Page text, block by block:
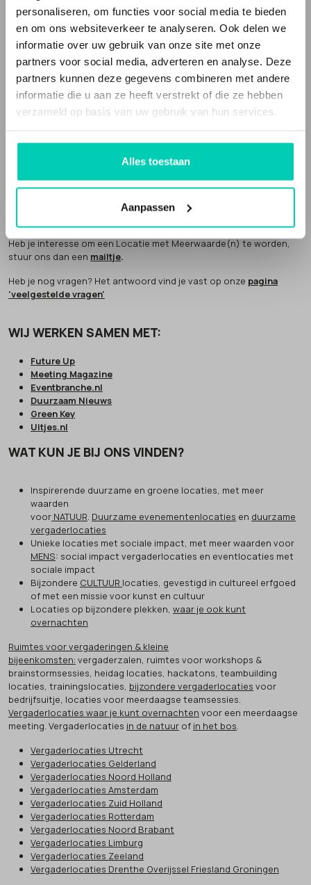
personaliseren, om functies voor social media te bieden
en om ons websiteverkeer te analyseren. Ook delen we
informatie over uw gebruik van onze site met onze
partners voor social media, adverteren en analyse. Deze
partners kunnen deze gegevens combineren met andere
informatie die u aan ze heeft verstrekt of die ze hebben
verzameld op basis van uw gebruik van hun services.
Alles toestaan
Aanpassen
Locaties met Meerwaarde(n) is een webportal die deze bijzondere
en unieke locaties verzamelt. Het is ook een sociale onderneming.
Een deel van onze omzet geven we weg aangoede doelen.
AANMELDEN LOCATIE
Een Locatie met Meerwaarde(n) word je niet zomaar. Hiervoor
opgesteld. We komen altijd zelf
langs om het verhaal van de locatie te horen en sfeer te proeven.
Heb je interesse om een Locatie met Meerwaarde(n) te worden,
stuur ons dan een mailtje.
Heb je nog vragen? Het antwoord vind je vast op onze pagina
'veelgestelde vragen'
WIJ WERKEN SAMEN MET:
Future Up
Meeting Magazine
Eventbranche.nl
Duurzaam Nieuws
Green Key
Uitjes.nl
WAT KUN JE BIJ ONS VINDEN?
Inspirerende duurzame en groene locaties, met meer
waarden
voor NATUUR. Duurzame evenementenlocaties en duurzame
vergaderlocaties
Unieke locaties met sociale impact, met meer waarden voor
MENS: social impact vergaderlocaties en eventlocaties met
sociale impact
Bijzondere CULTUUR locaties, gevestigd in cultureel erfgoed
of met een missie voor kunst en cultuur
Locaties op bijzondere plekken, waar je ook kunt
overnachten
Ruimtes voor vergaderingen & kleine
bijeenkomsten: vergaderzalen, ruimtes voor workshops &
brainstormsessies, heidag locaties, hackatons, teambuilding
locaties, trainingslocaties, bijzondere vergaderlocaties voor
bedrijfsuitje, locaties voor meerdaagse teamsessies.
Vergaderlocaties waar je kunt overnachten voor een meerdaagse
meeting. Vergaderlocaties in de natuur of in het bos.
Vergaderlocaties Utrecht
Vergaderlocaties Gelderland
Vergaderlocaties Noord Holland
Vergaderlocaties Amsterdam
Vergaderlocaties Zuid Holland
Vergaderlocaties Rotterdam
Vergaderlocaties Noord Brabant
Vergaderlocaties Limburg
Vergaderlocaties Zeeland
Vergaderlocaties Drenthe Overijssel Friesland Groningen